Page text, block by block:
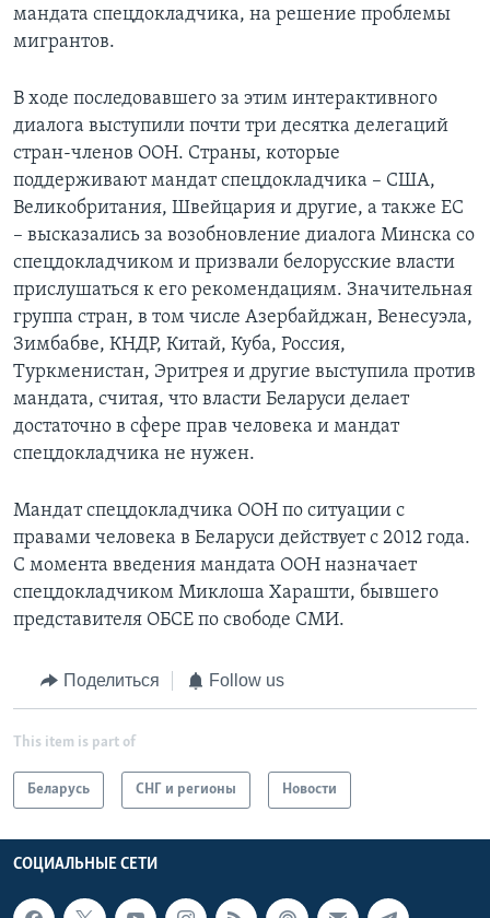
мандата спецдокладчика, на решение проблемы
мигрантов.
В ходе последовавшего за этим интерактивного
диалога выступили почти три десятка делегаций
стран-членов ООН. Страны, которые
поддерживают мандат спецдокладчика – США,
Великобритания, Швейцария и другие, а также ЕС
– высказались за возобновление диалога Минска со
спецдокладчиком и призвали белорусские власти
прислушаться к его рекомендациям. Значительная
группа стран, в том числе Азербайджан, Венесуэла,
Зимбабве, КНДР, Китай, Куба, Россия,
Туркменистан, Эритрея и другие выступила против
мандата, считая, что власти Беларуси делает
достаточно в сфере прав человека и мандат
спецдокладчика не нужен.
Мандат спецдокладчика ООН по ситуации с
правами человека в Беларуси действует с 2012 года.
С момента введения мандата ООН назначает
спецдокладчиком Миклоша Харашти, бывшего
представителя ОБСЕ по свободе СМИ.
Поделиться Follow us
This item is part of
Беларусь СНГ и регионы Новости
СОЦИАЛЬНЫЕ СЕТИ